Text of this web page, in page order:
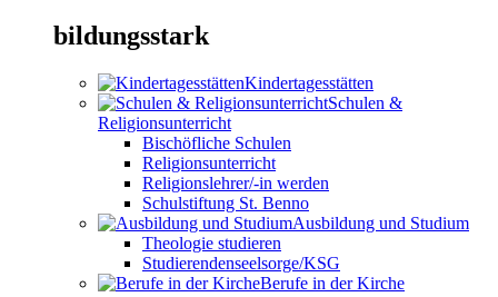
bildungsstark
Kindertagesstätten
Schulen &
Religionsunterricht
Bischöfliche Schulen
Religionsunterricht
Religionslehrer/-in werden
Schulstiftung St. Benno
Ausbildung und Studium
Theologie studieren
Studierendenseelsorge/KSG
Berufe in der Kirche